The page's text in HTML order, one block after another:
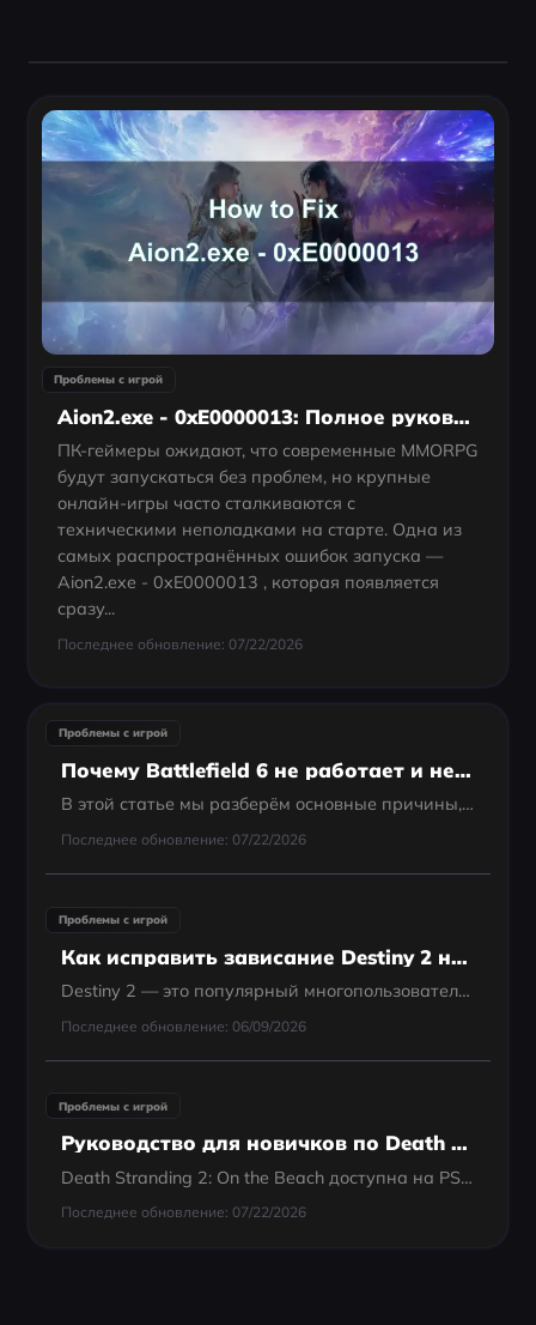
Проблемы с игрой
Aion2.exe - 0xE0000013: Полное руководство по исправлению проблемы, когда AION 2 не запускается на ПК
ПК-геймеры ожидают, что современные MMORPG
будут запускаться без проблем, но крупные
онлайн-игры часто сталкиваются с
техническими неполадками на старте. Одна из
самых распространённых ошибок запуска —
Aion2.exe - 0xE0000013 , которая появляется
сразу...
Последнее обновление: 07/22/2026
Проблемы с игрой
Почему Battlefield 6 не работает и не запускается- как это исправить?
В этой статье мы разберём основные причины, по которым Battlefield 6 не работает, и предложим пошаговые решения.
Последнее обновление: 07/22/2026
Проблемы с игрой
Как исправить зависание Destiny 2 на экране загрузки
Destiny 2 — это популярный многопользовательский онлайн-шутер от первого лица, в котором игроки защищают последний безопасный город Земли от инопланетных угроз. Однако многие игроки сталкиваются с раздражающей проблемой зависания на экране загрузки,...
Последнее обновление: 06/09/2026
Проблемы с игрой
Руководство для новичков по Death Stranding 2: первые часы, основные заказы и ранние советы
Death Stranding 2: On the Beach доступна на PS5 и вышла 26 июня 2025 года. Если вы только начинаете, правильный подход прост: ставьте в приоритет Основные заказы. Это самый быстрый способ понять структуру игры, избежать раннего разочарования и не...
Последнее обновление: 07/22/2026